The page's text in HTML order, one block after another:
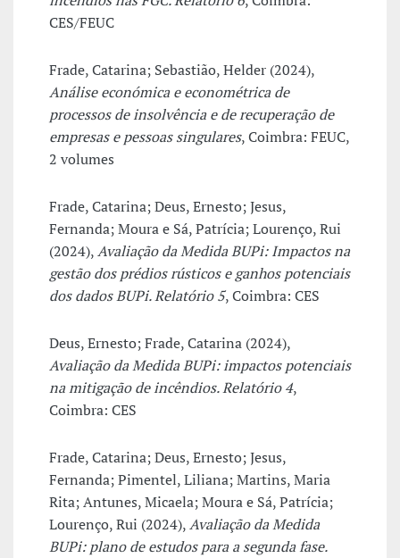
CES/FEUC
Frade, Catarina; Sebastião, Helder (2024),
Análise económica e econométrica de
processos de insolvência e de recuperação de
empresas e pessoas singulares, Coimbra: FEUC,
2 volumes
Frade, Catarina; Deus, Ernesto; Jesus,
Fernanda; Moura e Sá, Patrícia; Lourenço, Rui
(2024),Avaliação da Medida BUPi: Impactos na
gestão dos prédios rústicos e ganhos potenciais
dos dados BUPi. Relatório 5, Coimbra: CES
Deus, Ernesto; Frade, Catarina (2024),
Avaliação da Medida BUPi: impactos potenciais
na mitigação de incêndios. Relatório 4,
Coimbra: CES
Frade, Catarina; Deus, Ernesto; Jesus,
Fernanda; Pimentel, Liliana; Martins, Maria
Rita; Antunes, Micaela; Moura e Sá, Patrícia;
Lourenço, Rui (2024),Avaliação da Medida
BUPi: plano de estudos para a segunda fase.